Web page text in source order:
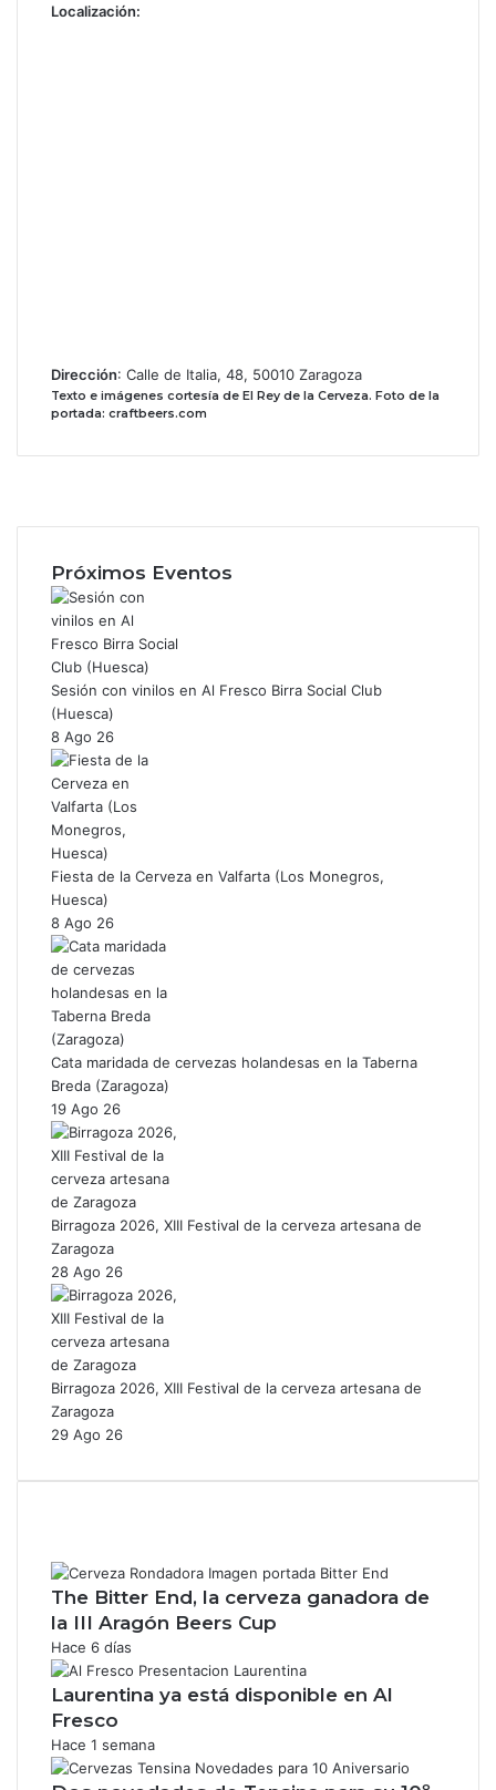
Localización:
Dirección: Calle de Italia, 48, 50010 Zaragoza
Texto e imágenes cortesía de El Rey de la Cerveza. Foto de la
portada: craftbeers.com
Próximos Eventos
Sesión con vinilos en Al Fresco Birra Social Club
(Huesca)
8 Ago 26
Fiesta de la Cerveza en Valfarta (Los Monegros,
Huesca)
8 Ago 26
Cata maridada de cervezas holandesas en la Taberna
Breda (Zaragoza)
19 Ago 26
Birragoza 2026, XIII Festival de la cerveza artesana de
Zaragoza
28 Ago 26
Birragoza 2026, XIII Festival de la cerveza artesana de
Zaragoza
29 Ago 26
The Bitter End, la cerveza ganadora de
la III Aragón Beers Cup
Hace 6 días
Laurentina ya está disponible en Al
Fresco
Hace 1 semana